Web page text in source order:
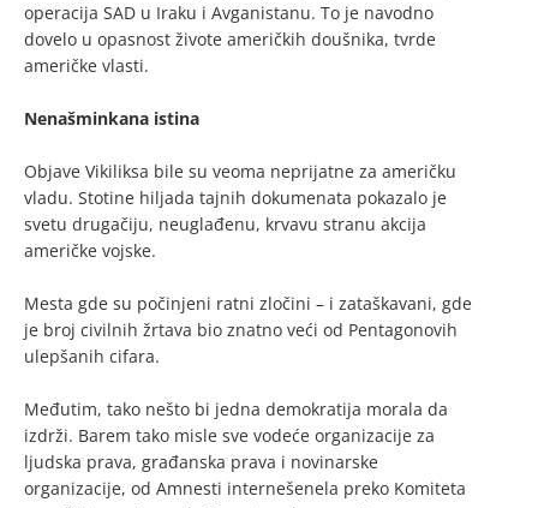
operacija SAD u Iraku i Avganistanu. To je navodno
dovelo u opasnost živote američkih doušnika, tvrde
američke vlasti.
Nenašminkana istina
Objave Vikiliksa bile su veoma neprijatne za američku
vladu. Stotine hiljada tajnih dokumenata pokazalo je
svetu drugačiju, neuglađenu, krvavu stranu akcija
američke vojske.
Mesta gde su počinjeni ratni zločini – i zataškavani, gde
je broj civilnih žrtava bio znatno veći od Pentagonovih
ulepšanih cifara.
Međutim, tako nešto bi jedna demokratija morala da
izdrži. Barem tako misle sve vodeće organizacije za
ljudska prava, građanska prava i novinarske
organizacije, od Amnesti internešenela preko Komiteta